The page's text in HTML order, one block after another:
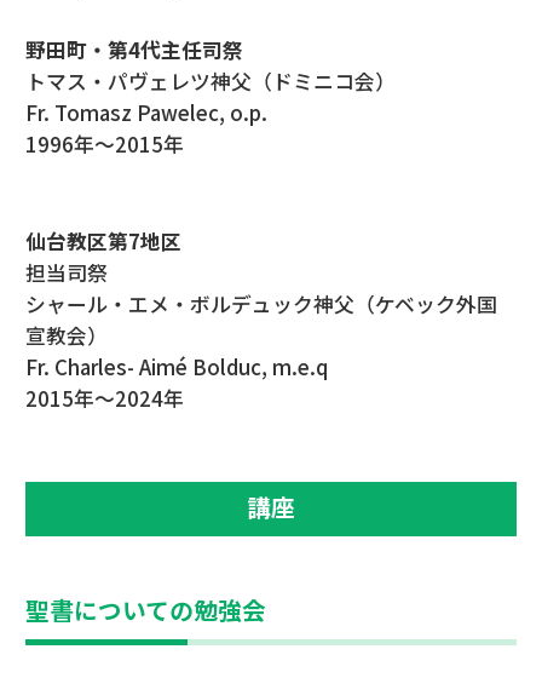
野田町・第4代主任司祭
トマス・パヴェレツ神父（ドミニコ会）
Fr. Tomasz Pawelec, o.p.
1996年～2015年
仙台教区第7地区
担当司祭
シャール・エメ・ボルデュック神父（ケベック外国
宣教会）
Fr. Charles- Aimé Bolduc, m.e.q
2015年～2024年
講座
聖書についての勉強会